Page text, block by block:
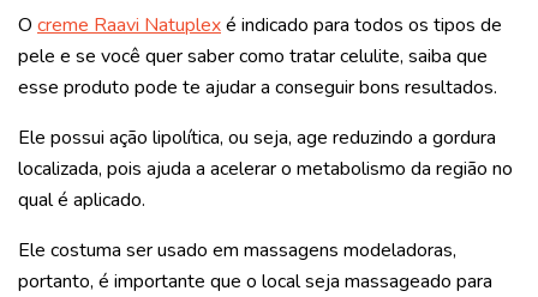
O creme Raavi Natuplexé indicado para todos os tipos de
pele e se você quer saber como tratar celulite, saiba que
esse produto pode te ajudar a conseguir bons resultados.
Ele possui ação lipolítica, ou seja, age reduzindo a gordura
localizada, pois ajuda a acelerar o metabolismo da região no
qual é aplicado.
Ele costuma ser usado em massagens modeladoras,
portanto, é importante que o local seja massageado para